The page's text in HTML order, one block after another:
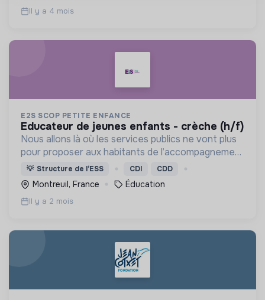
Il y a 4 mois
E2S SCOP PETITE ENFANCE
educateur de jeunes enfants - crèche (h/f)
Nous allons là où les services publics ne vont plus
pour proposer aux habitants de l’accompagnement
des territoires des solutions en matière de petite
enfance et d’insertion professionnelle.
💡 Structure de l’ESS CDI CDD
Montreuil, France Éducation
Il y a 2 mois